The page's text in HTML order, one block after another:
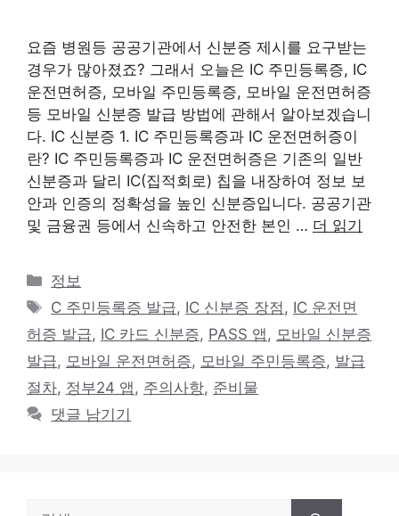
요즘 병원등 공공기관에서 신분증 제시를 요구받는
경우가 많아졌죠? 그래서 오늘은 IC 주민등록증, IC
운전면허증, 모바일 주민등록증, 모바일 운전면허증
등 모바일 신분증 발급 방법에 관해서 알아보겠습니
다. IC 신분증 1. IC 주민등록증과 IC 운전면허증이
란? IC 주민등록증과 IC 운전면허증은 기존의 일반
신분증과 달리 IC(집적회로) 칩을 내장하여 정보 보
안과 인증의 정확성을 높인 신분증입니다. 공공기관
및 금융권 등에서 신속하고 안전한 본인 … 더 읽기
카
테
리
정보
태
그
C 주민등록증 발급, IC 신분증 장점, IC 운전면
허증 발급, IC 카드 신분증, PASS 앱, 모바일 신분증
발급, 모바일 운전면허증, 모바일 주민등록증, 발급
절차, 정부24 앱, 주의사항, 준비물
댓글 남기기